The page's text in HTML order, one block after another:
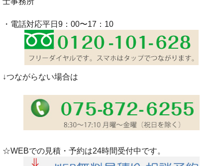
・電話対応平日9：00〜17：10
↓つながらない場合は
☆WEBでの見積・予約は24時間受付中です。